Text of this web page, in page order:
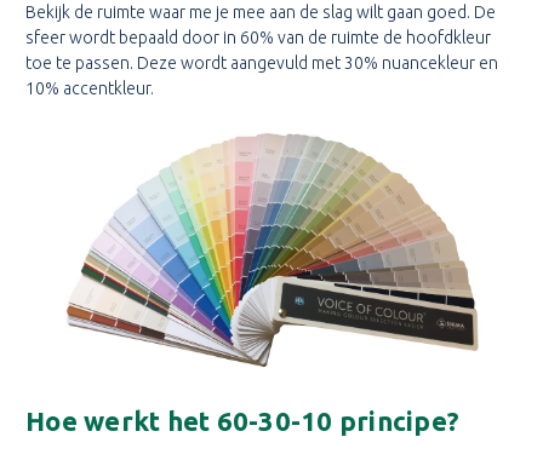
Bekijk de ruimte waar me je mee aan de slag wilt gaan goed. De
sfeer wordt bepaald door in 60% van de ruimte de hoofdkleur
toe te passen. Deze wordt aangevuld met 30% nuancekleur en
10% accentkleur.
Hoe werkt het 60-30-10 principe?